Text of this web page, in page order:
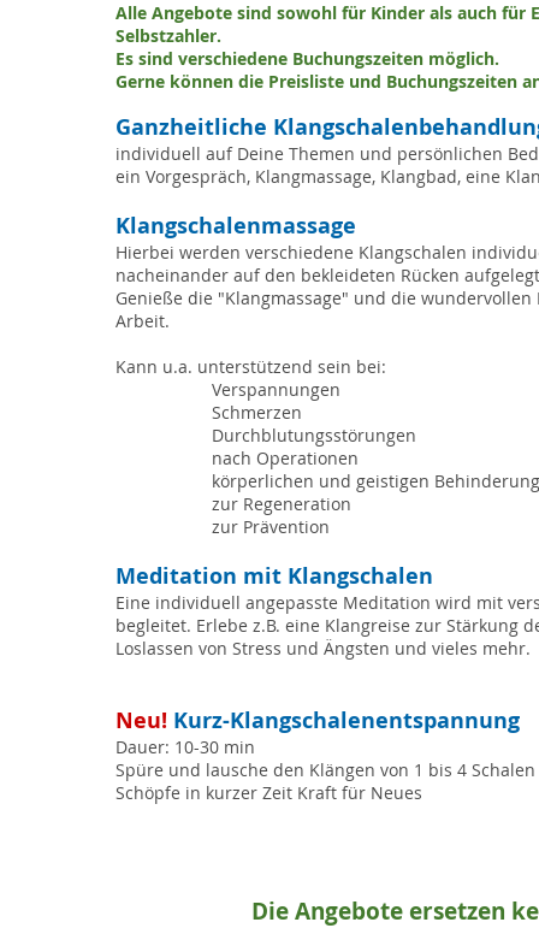
Alle Angebote sind sowohl für Kinder als auch für
Selbstzahler.
Es sind verschiedene Buchungszeiten möglich.
Gerne können die Preisliste und Buchungszeiten
Ganzheitliche
individuell auf Deine Themen und persönlichen
ein Vorgespräch, Klangmassage, Klangbad, eine
Klangschalenmassage
Hierbei werden verschiedene Klangschalen
nacheinander auf den bekleideten Rücken
Genieße die "Klangmassage" und die
Arbeit.
Kann u.a. unterstützend sein bei:
Verspannungen
Schmerzen
Durchblutungsstörungen
nach Operationen
körperlichen und geistigen
zur Regeneration
zur Prävention
Meditation mit Klangschalen
Eine individuell angepasste Meditation wird mit
begleitet. Erlebe z.B. eine Klangreise zur Stärkung
Loslassen von Stress und Ängsten und vieles mehr.
Neu! Kurz-Klangschalenentspannung
Dauer: 10-30 min
Spüre und lausche den Klängen von 1 bis 4
Schöpfe in kurzer Zeit Kraft für Neues
Die Angebote ersetzen